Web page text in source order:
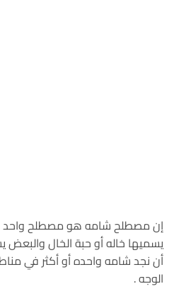
إن مصطلح شامه هو مصطلح واحد
يسميها خاله أو حبة الخال
أن نجد شامه واحده أو أكثر في
الوجه .